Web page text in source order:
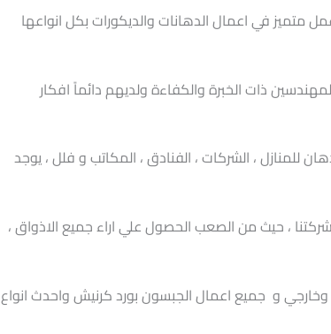
متميز في اعمال الدهانات والديكورات بكل انواعها
ذات الخبرة والكفاءة ولديهم دائماً افكار
للمنازل ، الشركات ، الفنادق ، المكاتب و فلل ، يوجد
، حيث من الصعب الحصول علي اراء جميع الاذواق ،
و جميع اعمال الجبسون بورد كرنيش واحدث انواع